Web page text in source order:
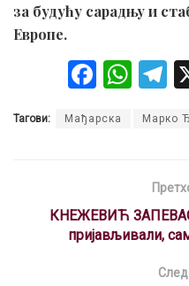
за будућу сарадњу и
Европе.
F
ce
o
k
W
at
A
p
p
Тагови: Мађарска Марко
КНЕЖЕВИЋ
пријављивали,